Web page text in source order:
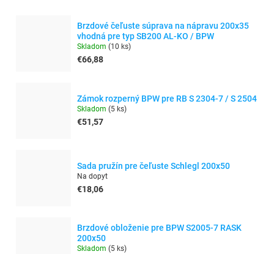
Brzdové čeľuste súprava na nápravu 200x35
vhodná pre typ SB200 AL-KO / BPW
Skladom (10 ks)
€66,88
Zámok rozperný BPW pre RB S 2304-7 / S 2504
Skladom (5 ks)
€51,57
Sada pružín pre čeľuste Schlegl 200x50
Na dopyt
€18,06
Brzdové obloženie pre BPW S2005-7 RASK
200x50
Skladom (5 ks)